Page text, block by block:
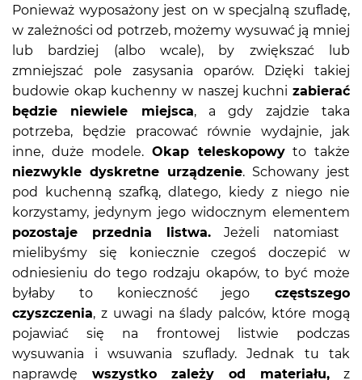
Ponieważ wyposażony jest on w specjalną szufladę,
w zależności od potrzeb, możemy wysuwać ją mniej
lub bardziej (albo wcale), by zwiększać lub
zmniejszać pole zasysania oparów. Dzięki takiej
budowie okap kuchenny w naszej kuchni zabierać
będzie niewiele miejsca, a gdy zajdzie taka
potrzeba, będzie pracować równie wydajnie, jak
inne, duże modele. Okap teleskopowyto także
niezwykle dyskretne urządzenie. Schowany jest
pod kuchenną szafką, dlatego, kiedy z niego nie
korzystamy, jedynym jego widocznym elementem
pozostaje przednia listwa.Jeżeli natomiast
mielibyśmy się koniecznie czegoś doczepić w
odniesieniu do tego rodzaju okapów, to być może
byłaby to konieczność jego częstszego
czyszczenia, z uwagi na ślady palców, które mogą
pojawiać się na frontowej listwie podczas
wysuwania i wsuwania szuflady. Jednak tu tak
naprawdę wszystko zależy od materiału, z